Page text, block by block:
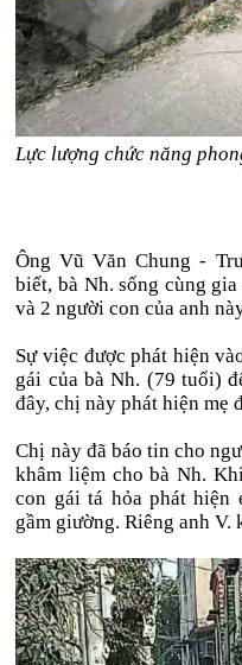
Lực lượng chức năng
Ông Vũ Văn Chung -
biết, bà Nh. sống cùng
và 2 người con của anh
Sự việc được phát hiện
gái của bà Nh. (79 tuổi)
đây, chị này phát hiện mẹ
Chị này đã báo tin cho
khâm liệm cho bà Nh.
con gái tá hỏa phát hiện
gầm giường. Riêng anh V.